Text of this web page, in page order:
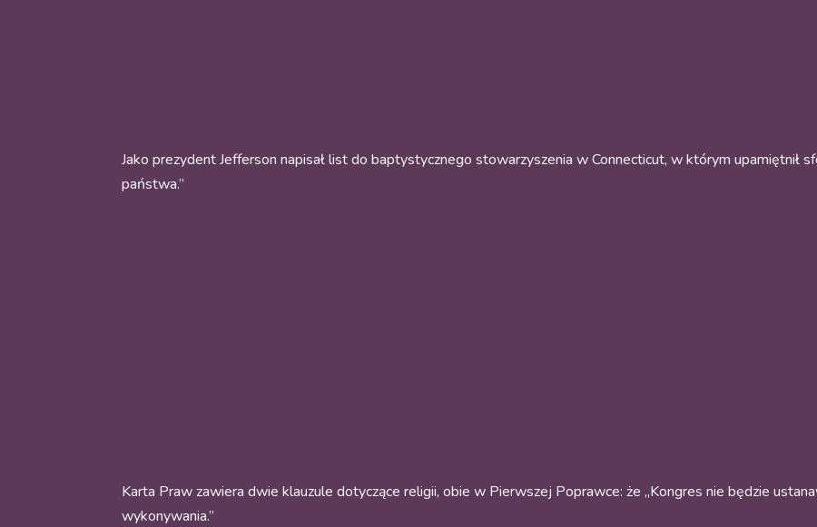
Jako prezydent Jefferson napisał list do baptystycznego stowarzyszenia w Connecticut, w którym upamiętnił
państwa.”
Karta Praw zawiera dwie klauzule dotyczące religii, obie w Pierwszej Poprawce: że „Kongres nie będzie
wykonywania.”